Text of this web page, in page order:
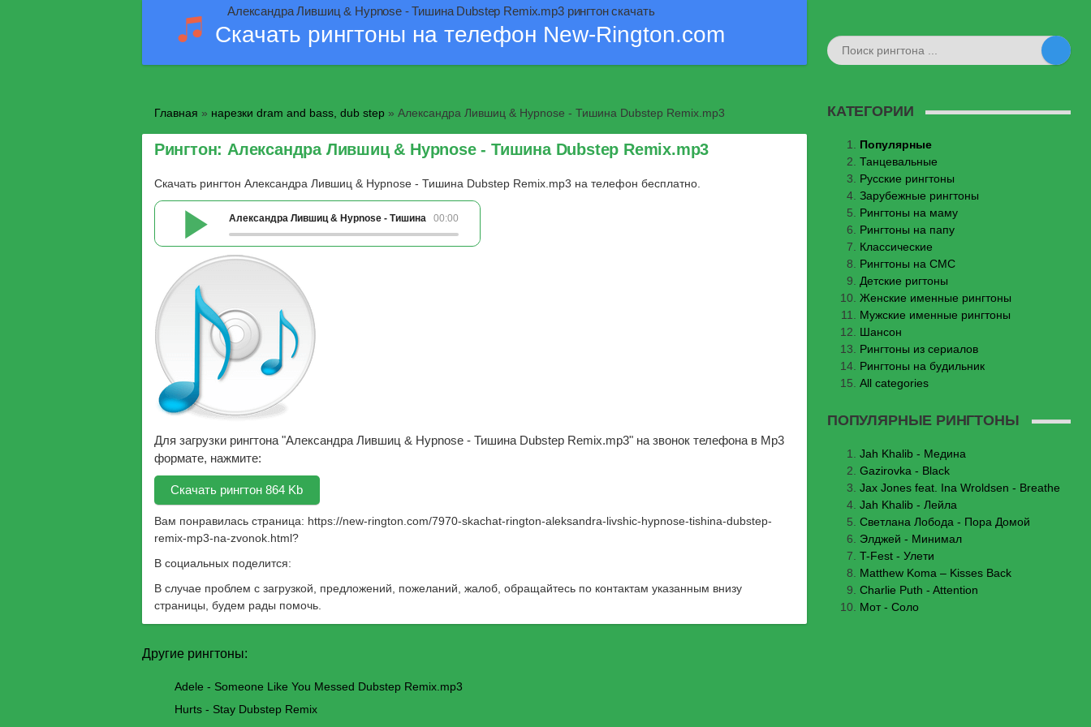
Александра Лившиц & Hypnose - Тишина Dubstep Remix.mp3 рингтон скачать
Скачать рингтоны на телефон New-Rington.com
Главная » нарезки dram and bass, dub step» Александра Лившиц & Hypnose - Тишина Dubstep Remix.mp3
Рингтон: Александра Лившиц & Hypnose - Тишина Dubstep Remix.mp3
Скачать рингтон Александра Лившиц & Hypnose - Тишина Dubstep Remix.mp3 на телефон бесплатно.
00:00
Александра Лившиц & Hypnose - Тишина Dubstep Remix.mp3
Для загрузки рингтона "Александра Лившиц & Hypnose - Тишина Dubstep Remix.mp3" на звонок телефона в Mp3
формате, нажмите:
Скачать рингтон 864 Kb
Вам понравилась страница: https://new-rington.com/7970-skachat-rington-aleksandra-livshic-hypnose-tishina-dubstep-
remix-mp3-na-zvonok.html?
В социальных поделится:
В случае проблем с загрузкой, предложений, пожеланий, жалоб, обращайтесь по контактам указанным внизу
страницы, будем рады помочь.
Другие рингтоны:
Adele - Someone Like You Messed Dubstep Remix.mp3
Hurts - Stay Dubstep Remix
КАТЕГОРИИ
Популярные
Танцевальные
Русские рингтоны
Зарубежные рингтоны
Рингтоны на маму
Рингтоны на папу
Классические
Рингтоны на СМС
Детские ригтоны
Женские именные рингтоны
Мужские именные рингтоны
Шансон
Рингтоны из сериалов
Рингтоны на будильник
All categories
ПОПУЛЯРНЫЕ РИНГТОНЫ
Jаh Khаlib - Медина
Gazirovka - Black
Jax Jones feat. Ina Wroldsen - Breathe
Jah Khalib - Лейла
Светлана Лобода - Пора Домой
Элджей - Минимал
T-Fest - Улети
Matthew Koma – Kisses Back
Charlie Puth - Attention
Мот - Соло